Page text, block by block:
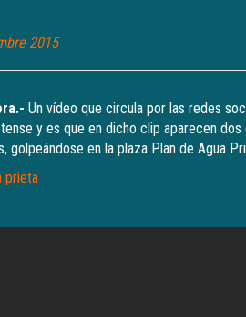
2015
Un vídeo que circula por las redes
y es que en dicho clip aparecen
golpeándose en la plaza Plan de Agua